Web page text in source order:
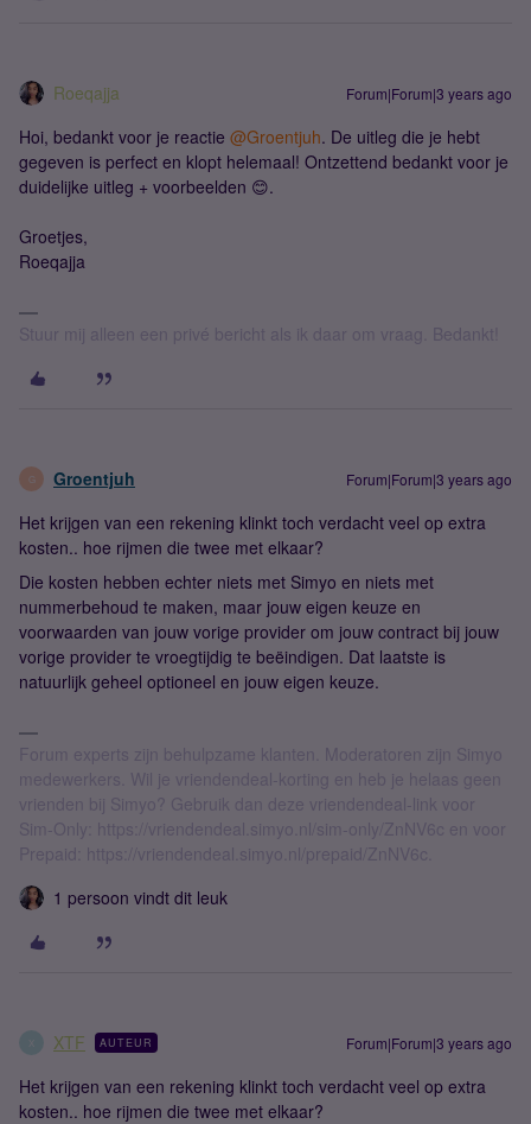
Roeqajja Forum|Forum|3 years ago
Hoi, bedankt voor je reactie @Groentjuh. De uitleg die je hebt
gegeven is perfect en klopt helemaal! Ontzettend bedankt voor je
duidelijke uitleg + voorbeelden 😊.
Groetjes,
Roeqajja
Stuur mij alleen een privé bericht als ik daar om vraag. Bedankt!
G Groentjuh Forum|Forum|3 years ago
Het krijgen van een rekening klinkt toch verdacht veel op extra
kosten.. hoe rijmen die twee met elkaar?
Die kosten hebben echter niets met Simyo en niets met
nummerbehoud te maken, maar jouw eigen keuze en
voorwaarden van jouw vorige provider om jouw contract bij jouw
vorige provider te vroegtijdig te beëindigen. Dat laatste is
natuurlijk geheel optioneel en jouw eigen keuze.
Forum experts zijn behulpzame klanten. Moderatoren zijn Simyo
medewerkers. Wil je vriendendeal-korting en heb je helaas geen
vrienden bij Simyo? Gebruik dan deze vriendendeal-link voor
Sim-Only: https://vriendendeal.simyo.nl/sim-only/ZnNV6c en voor
Prepaid: https://vriendendeal.simyo.nl/prepaid/ZnNV6c.
1 persoon vindt dit leuk
XTF AUTEUR Forum|Forum|3 years ago
Het krijgen van een rekening klinkt toch verdacht veel op extra
kosten.. hoe rijmen die twee met elkaar?